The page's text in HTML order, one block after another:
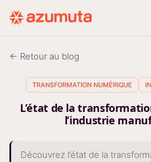
← Retour au blog
TRANSFORMATION NUMÉRIQUE
L’état de la
l’industrie
Découvrez l’état de la